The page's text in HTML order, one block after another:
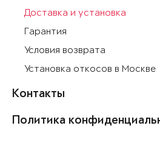
Доставка и установка
Гарантия
Условия возврата
Установка откосов в Москве
Контакты
Политика